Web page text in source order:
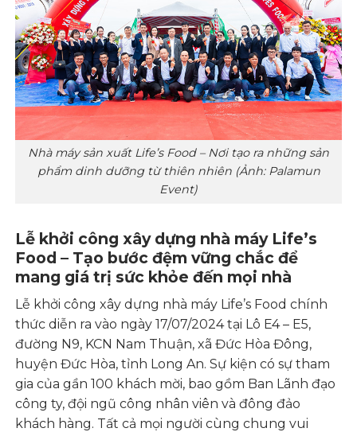
Nhà máy sản xuất Life’s Food – Nơi tạo ra những sản
phẩm dinh dưỡng từ thiên nhiên (Ảnh: Palamun
Event)
Lễ khởi công xây dựng nhà máy Life’s
Food – Tạo bước đệm vững chắc để
mang giá trị sức khỏe đến mọi nhà
Lễ khởi công xây dựng nhà máy Life’s Food chính
thức diễn ra vào ngày 17/07/2024 tại Lô E4 – E5,
đường N9, KCN Nam Thuận, xã Đức Hòa Đông,
huyện Đức Hòa, tỉnh Long An. Sự kiện có sự tham
gia của gần 100 khách mời, bao gồm Ban Lãnh đạo
công ty, đội ngũ công nhân viên và đông đảo
khách hàng. Tất cả mọi người cùng chung vui